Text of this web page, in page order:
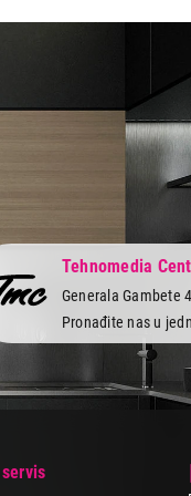
Tehnomedia
Generala Gambete
Pronađite nas u